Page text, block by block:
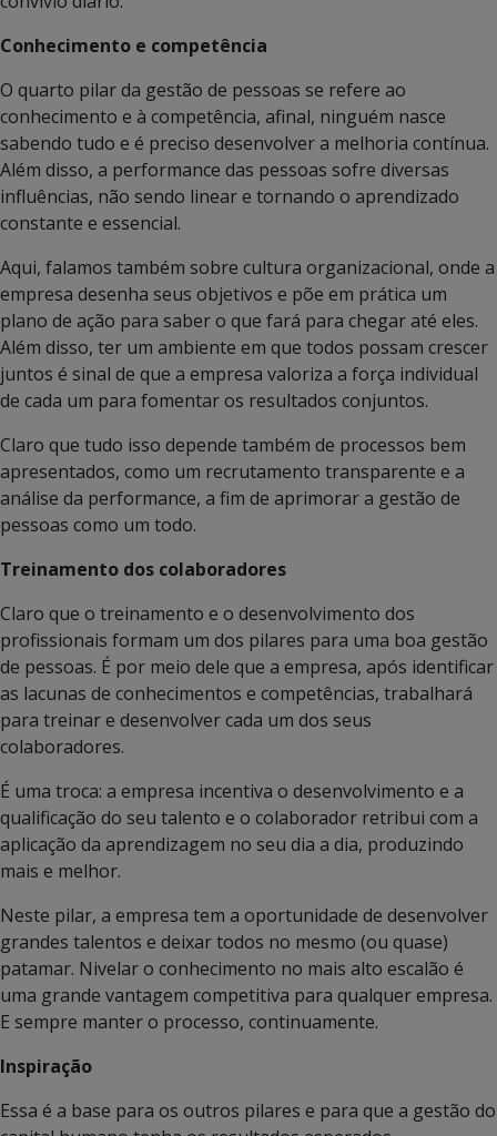
Conhecimento e competência
O quarto pilar da gestão de pessoas se refere ao
conhecimento e à competência, afinal, ninguém nasce
sabendo tudo e é preciso desenvolver a melhoria contínua.
Além disso, a performance das pessoas sofre diversas
influências, não sendo linear e tornando o aprendizado
constante e essencial.
Aqui, falamos também sobre cultura organizacional, onde a
empresa desenha seus objetivos e põe em prática um
plano de ação para saber o que fará para chegar até eles.
Além disso, ter um ambiente em que todos possam crescer
juntos é sinal de que a empresa valoriza a força individual
de cada um para fomentar os resultados conjuntos.
Claro que tudo isso depende também de processos bem
apresentados, como um recrutamento transparente e a
análise da performance, a fim de aprimorar a gestão de
pessoas como um todo.
Treinamento dos colaboradores
Claro que o treinamento e o desenvolvimento dos
profissionais formam um dos pilares para uma boa gestão
de pessoas. É por meio dele que a empresa, após identificar
as lacunas de conhecimentos e competências, trabalhará
para treinar e desenvolver cada um dos seus
colaboradores.
É uma troca: a empresa incentiva o desenvolvimento e a
qualificação do seu talento e o colaborador retribui com a
aplicação da aprendizagem no seu dia a dia, produzindo
mais e melhor.
Neste pilar, a empresa tem a oportunidade de desenvolver
grandes talentos e deixar todos no mesmo (ou quase)
patamar. Nivelar o conhecimento no mais alto escalão é
uma grande vantagem competitiva para qualquer empresa.
E sempre manter o processo, continuamente.
Inspiração
Essa é a base para os outros pilares e para que a gestão do